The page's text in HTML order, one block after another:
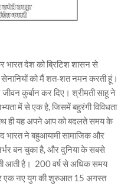
भारत देश को ब्रिटिश शासन से
को मैं शत-शत नमन करती हूं।
कुर्बान कर दिए। श्रीमती साहू ने
में से एक है, जिसमें बहुरंगी विविधता
ही यह अपने आप को बदलते समय के
भारत ने बहुआयामी सामाजिक और
बन चुका है, और दुनिया के सबसे
आती है। 200 वर्ष से अधिक समय
एक नए युग की शुरुआत 15 अगस्त